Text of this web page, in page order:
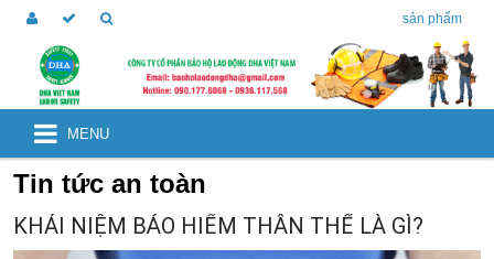
sản phẩm
MENU
Tin tức an toàn
KHÁI NIỆM BẢO HIỂM THÂN THỂ LÀ GÌ?